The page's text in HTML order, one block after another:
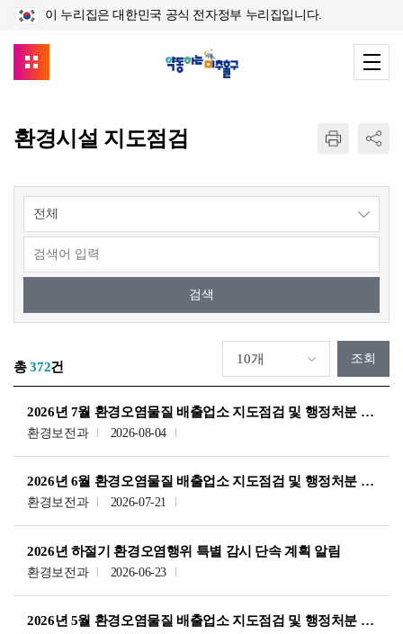
이 누리집은 대한민국 공식 전자정부 누리집입니다.
환경시설 지도점검
총372건
조회
2026년 7월 환경오염물질 배출업소 지도점검 및 행정처분 내역
환경보전과 2026-08-04
2026년 6월 환경오염물질 배출업소 지도점검 및 행정처분 내역
환경보전과 2026-07-21
2026년 하절기 환경오염행위 특별 감시 단속 계획 알림
환경보전과 2026-06-23
2026년 5월 환경오염물질 배출업소 지도점검 및 행정처분 내역